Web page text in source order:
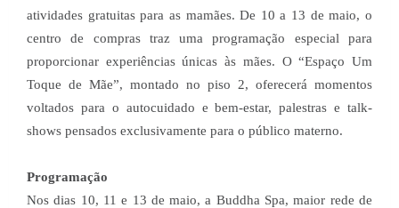
atividades gratuitas para as mamães. De 10 a 13 de maio, o
centro de compras traz uma programação especial para
proporcionar experiências únicas às mães. O “Espaço Um
Toque de Mãe”, montado no piso 2, oferecerá momentos
voltados para o autocuidado e bem-estar, palestras e talk-
shows pensados exclusivamente para o público materno.
Programação
Nos dias 10, 11 e 13 de maio, a Buddha Spa, maior rede de